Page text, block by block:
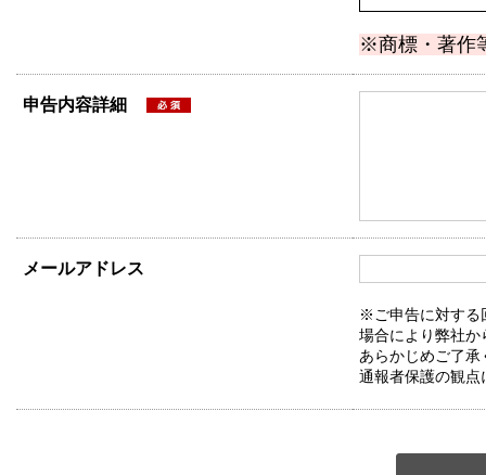
※商標・著作
申告内容詳細
メールアドレス
※ご申告に対する
場合により弊社か
あらかじめご了承
通報者保護の観点